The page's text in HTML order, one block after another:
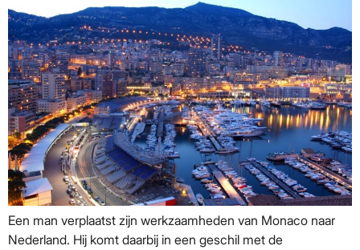
Een man verplaatst zijn werkzaamheden van Monaco naar
Nederland. Hij komt daarbij in een geschil met de